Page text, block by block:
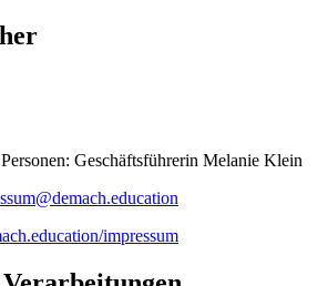
Geschäftsführerin Melanie Klein
impressum